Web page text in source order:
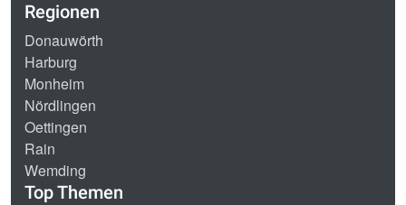
Regionen
Donauwörth
Harburg
Monheim
Nördlingen
Oettingen
Rain
Wemding
Top Themen